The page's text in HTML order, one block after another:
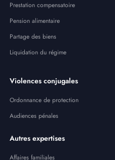
Prestation compensatoire
Pension alimentaire
Partage des biens
Liquidation du régime
Violences conjugales
Ordonnance de protection
Audiences pénales
Autres expertises
Affaires familiales